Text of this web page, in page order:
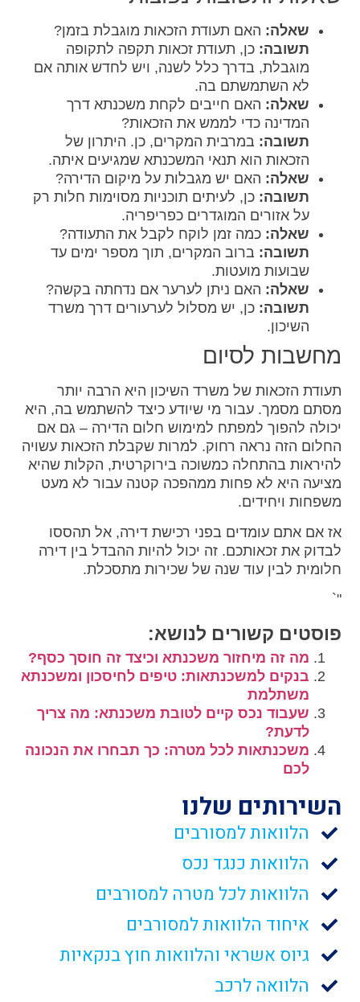
שאלה: האם תעודת הזכאות מוגבלת בזמן?
תשובה: כן, תעודת זכאות תקפה לתקופה
מוגבלת, בדרך כלל לשנה, ויש לחדש אותה אם
לא השתמשתם בה.
שאלה: האם חייבים לקחת משכנתא דרך
המדינה כדי לממש את הזכאות?
תשובה: במרבית המקרים, כן. היתרון של
הזכאות הוא תנאי המשכנתא שמגיעים איתה.
שאלה: האם יש מגבלות על מיקום הדירה?
תשובה: כן, לעיתים תוכניות מסוימות חלות רק
על אזורים המוגדרים כפריפריה.
שאלה: כמה זמן לוקח לקבל את התעודה?
תשובה: ברוב המקרים, תוך מספר ימים עד
שבועות מועטות.
שאלה: האם ניתן לערער אם נדחתה בקשה?
תשובה: כן, יש מסלול לערעורים דרך משרד
השיכון.
מחשבות לסיום
תעודת הזכאות של משרד השיכון היא הרבה יותר
מסתם מסמך. עבור מי שיודע כיצד להשתמש בה, היא
יכולה להפוך למפתח למימוש חלום הדירה – גם אם
החלום הזה נראה רחוק. למרות שקבלת הזכאות עשויה
להיראות בהתחלה כמשוכה בירוקרטית, הקלות שהיא
מציעה היא לא פחות ממהפכה קטנה עבור לא מעט
משפחות ויחידים.
אז אם אתם עומדים בפני רכישת דירה, אל תהססו
לבדוק את זכאותכם. זה יכול להיות ההבדל בין דירה
חלומית לבין עוד שנה של שכירות מתסכלת.
"`
פוסטים קשורים לנושא:
מה זה מיחזור משכנתא וכיצד זה חוסך כסף?
בנקים למשכנתאות: טיפים לחיסכון ומשכנתא
משתלמת
שעבוד נכס קיים לטובת משכנתא: מה צריך
לדעת?
משכנתאות לכל מטרה: כך תבחרו את הנכונה
לכם
השירותים שלנו
הלוואות למסורבים
הלוואות כנגד נכס
הלוואות לכל מטרה למסורבים
איחוד הלוואות למסורבים
גיוס אשראי והלוואות חוץ בנקאיות
הלוואה לרכב